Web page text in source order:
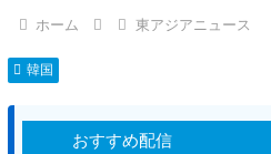
ホーム 東アジアニュース
韓国
おすすめ配信